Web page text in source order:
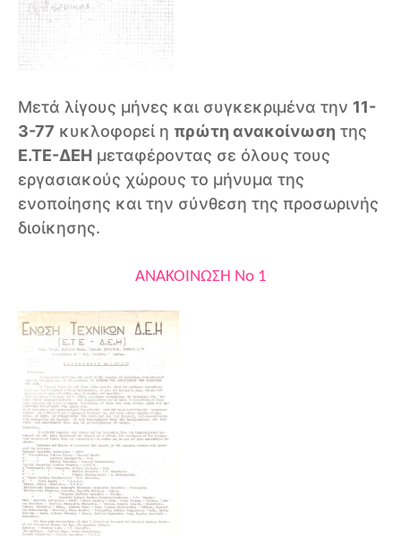
Μετά λίγους μήνες και συγκεκριμένα την 11-
3-77 κυκλοφορεί η πρώτη ανακοίνωση της
Ε.ΤΕ-ΔΕΗ μεταφέροντας σε όλους τους
εργασιακούς χώρους το μήνυμα της
ενοποίησης και την σύνθεση της προσωρινής
διοίκησης.
ΑΝΑΚΟΙΝΩΣΗ Νο 1